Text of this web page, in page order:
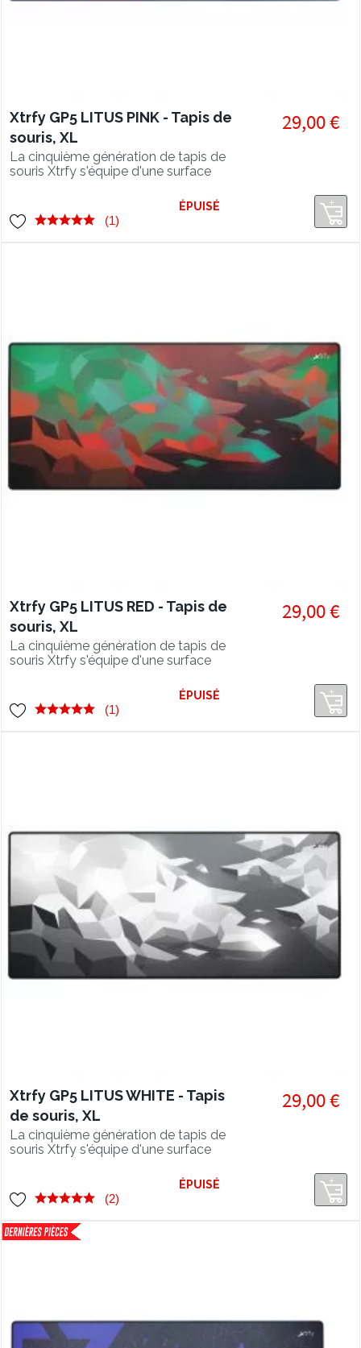
Xtrfy GP5 LITUS PINK - Tapis de
souris, XL
La cinquième génération de tapis de
souris Xtrfy s'équipe d'une surface
29,00 €
(1)
ÉPUISÉ
Xtrfy GP5 LITUS RED - Tapis de
souris, XL
La cinquième génération de tapis de
souris Xtrfy s'équipe d'une surface
29,00 €
(1)
ÉPUISÉ
Xtrfy GP5 LITUS WHITE - Tapis
de souris, XL
La cinquième génération de tapis de
souris Xtrfy s'équipe d'une surface
29,00 €
(2)
ÉPUISÉ